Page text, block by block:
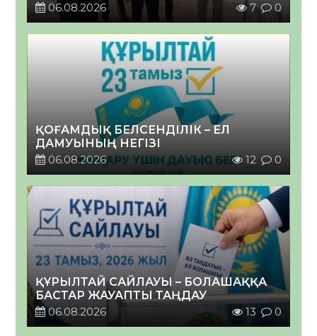
06.08.2026
7 0
ҚОҒАМДЫҚ БЕЛСЕНДІЛІК – ЕЛ
ДАМУЫНЫҢ НЕГІЗІ
06.08.2026
12 0
ҚҰРЫЛТАЙ САЙЛАУЫ – БОЛАШАҚҚА
БАСТАР ЖАУАПТЫ ТАҢДАУ
06.08.2026
13 0